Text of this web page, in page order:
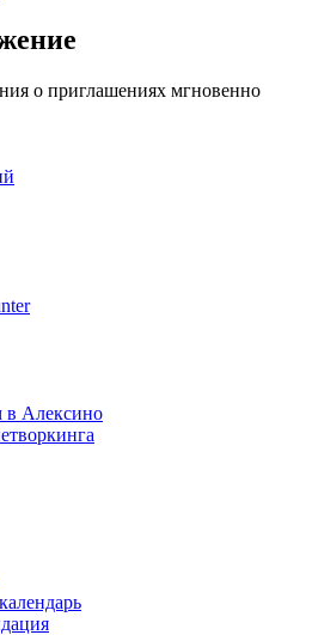
о приглашениях мгновенно
в Алексино